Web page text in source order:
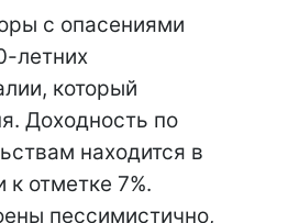
с опасениями
летних
который
Доходность по
находится в
к отметке 7%.
пессимистично,